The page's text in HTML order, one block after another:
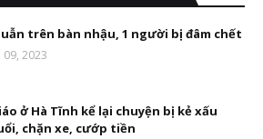
trên bàn nhậu, 1 người bị đâm chết
09, 2023
ở Hà Tĩnh kể lại chuyện bị kẻ xấu
chặn xe, cướp tiền